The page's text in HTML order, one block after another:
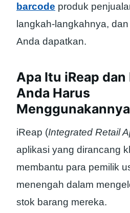
barcode produk
langkah-langkahnya,
Anda dapatkan.
Apa Itu iReap
Anda Harus
iReap (Integrated Retail
aplikasi yang dirancang
membantu para pemilik
menengah dalam
stok barang mereka.